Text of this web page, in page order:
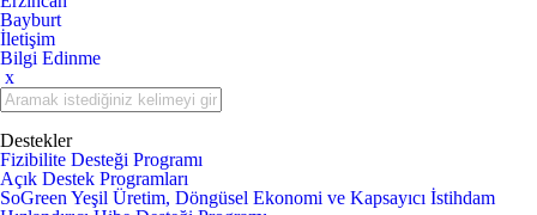
Bayburt
İletişim
Bilgi Edinme
x
Destekler
Fizibilite Desteği Programı
Açık Destek Programları
SoGreen Yeşil Üretim, Döngüsel Ekonomi ve Kapsayıcı İstihdam